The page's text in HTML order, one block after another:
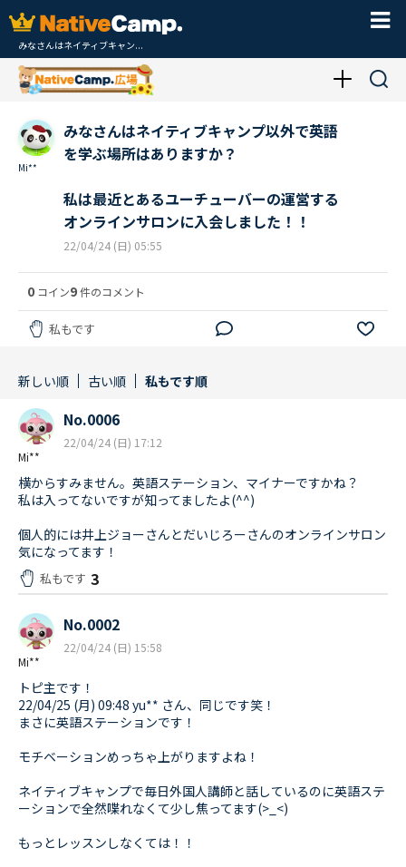
みなさんはネイティブキャン...
Mi**
みなさんはネイティブキャンプ以外で英語
を学ぶ場所はありますか？
私は最近とあるユーチューバーの運営する
オンラインサロンに入会しました！！
22/04/24 (日) 05:55
0 コイン9件のコメント
私もです
新しい順 古い順 私もです順
Mi**
No.0006
22/04/24 (日) 17:12
横からすみません。英語ステーション、マイナーですかね？
私は入ってないですが知ってましたよ(^^)
個人的には井上ジョーさんとだいじろーさんのオンラインサロン
気になってます！
私もです 3
Mi**
No.0002
22/04/24 (日) 15:58
トピ主です！
22/04/25 (月) 09:48 yu** さん、同じです笑！
まさに英語ステーションです！
モチベーションめっちゃ上がりますよね！
ネイティブキャンプで毎日外国人講師と話しているのに英語ステ
ーションで全然喋れなくて少し焦ってます(>_<)
もっとレッスンしなくては！！